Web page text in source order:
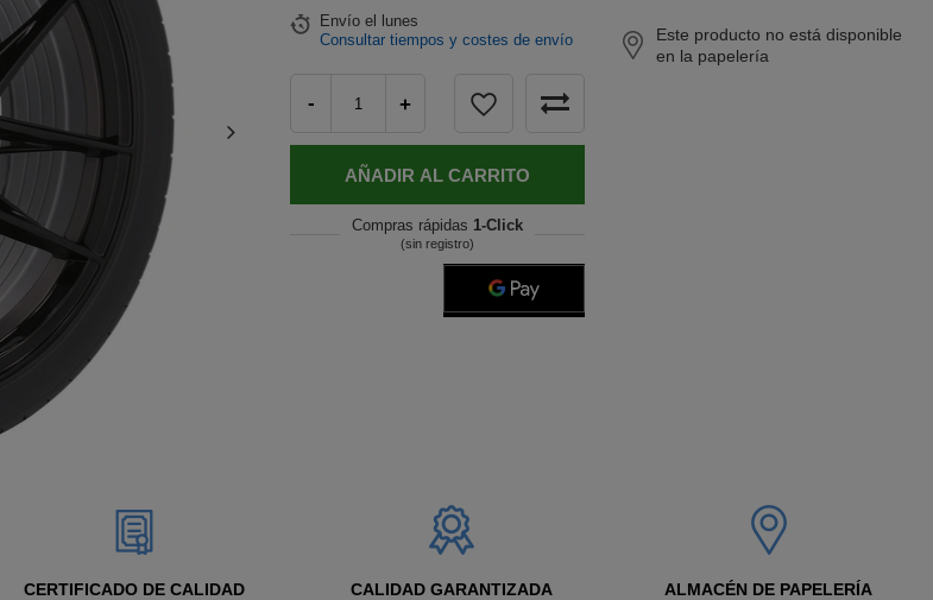
Envíoel lunes
Consultar tiempos y costes de envío
- +
AÑADIR AL CARRITO
Compras rápidas 1-Click
(sin registro)
Este producto no está disponible
en la papelería
CERTIFICADO DE CALIDAD CALIDAD GARANTIZADA ALMACÉN DE PAPELERÍA